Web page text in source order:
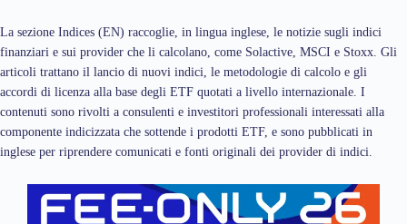
La sezione Indices (EN) raccoglie, in lingua inglese, le notizie sugli indici
finanziari e sui provider che li calcolano, come Solactive, MSCI e Stoxx. Gli
articoli trattano il lancio di nuovi indici, le metodologie di calcolo e gli
accordi di licenza alla base degli ETF quotati a livello internazionale. I
contenuti sono rivolti a consulenti e investitori professionali interessati alla
componente indicizzata che sottende i prodotti ETF, e sono pubblicati in
inglese per riprendere comunicati e fonti originali dei provider di indici.